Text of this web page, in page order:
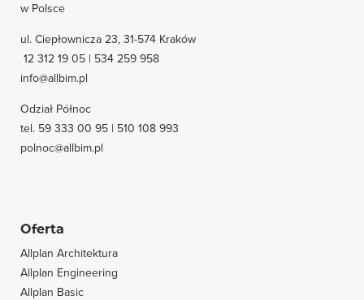
w Polsce
ul. Ciepłownicza 23, 31-574 Kraków
12 312 19 05 | 534 259 958
info@allbim.pl
Odział Północ
tel. 59 333 00 95 | 510 108 993
polnoc@allbim.pl
Oferta
Allplan Architektura
Allplan Engineering
Allplan Basic